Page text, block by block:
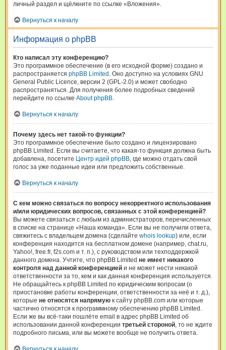
личный раздел и щёлкните по ссылке «Вложения».
Вернуться к началу
Информация о phpBB
Кто написал эту конференцию?
Это программное обеспечение (в его исходной форме) создано и
распространяется phpBB Limited . Оно доступно на условиях GNU
General Public Licence, версии 2 (GPL-2.0) и может свободно
распространяться. Для получения более подробных сведений
перейдите по ссылке About phpBB.
Вернуться к началу
Почему здесь нет такой-то функции?
Это программное обеспечение было создано и лицензировано
phpBB Limited. Если вы считаете, что какая-то функция должна быть
добавлена, посетите Центр идей phpBB, где можно отдать свой
голос за уже поданные идеи или предложить собственные.
Вернуться к началу
С кем можно связаться по вопросу некорректного использования
и/или юридических вопросов, связанных с этой конференцией?
Вы можете связаться с любым из администраторов, перечисленных
в списке на странице «Наша команда». Если вы не получили ответа,
свяжитесь с владельцем домена (сделайте whois lookup) или, если
конференция находится на бесплатном домене (например, chat.ru,
Yahoo!, free.fr, f2s.com и т. п.), с руководством или техподдержкой
данного домена. Учтите, что phpBB Limited не имеет никакого
контроля над данной конференцией и не может нести никакой
ответственности за то, кем и как данная конференция используется.
Не обращайтесь к phpBB Limited по юридическим вопросам (о
приостановке работы конференции, ответственности за неё и т. д.),
которые не относятся напрямую к сайту phpBB.com или которые
частично относятся к программному обеспечению phpBB Limited.
Если же вы всё-таки пошлёте email в адрес phpBB Limited об
использовании данной конференции третьей стороной, то не ждите
подробного письма, или вы можете вообще не получить ответа.